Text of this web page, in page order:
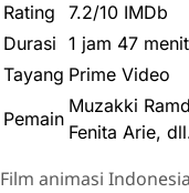
Rating
7.2/10 IMDb
Durasi 1 jam 47 menit
Tayang Prime Video
Pemain
Muzakki
Fenita Arie,
Film animasi